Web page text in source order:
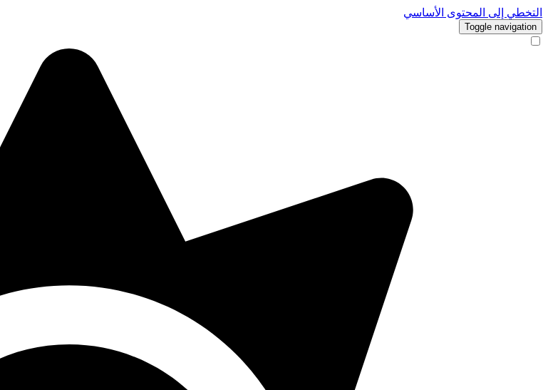
التخطي إلى المحتوى الأساسي
Toggle navigation